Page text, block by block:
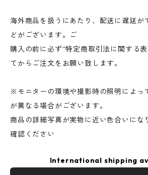
海外商品を扱うにあたり、配送に遅延が
どがございます。ご
購入の前に必ず“特定商取引法に関する
てからご注文をお願い致します。
※モニターの環境や撮影時の照明によっ
が異なる場合がございます。
商品の詳細写真が実物に近い色合いにな
確認ください
International shipping